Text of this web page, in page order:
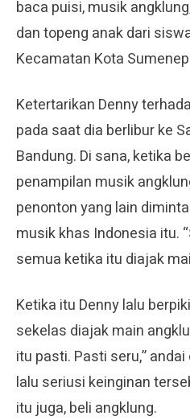
baca puisi, musik
dan topeng anak dari
Kecamatan Kota
Ketertarikan Denny
pada saat dia berlibur ke
Bandung. Di sana, ketika
penampilan musik
penonton yang lain
musik khas Indonesia itu.
semua ketika itu diajak
Ketika itu Denny lalu
sekelas diajak main
itu pasti. Pasti seru,”
lalu seriusi keinginan
itu juga, beli angklung.